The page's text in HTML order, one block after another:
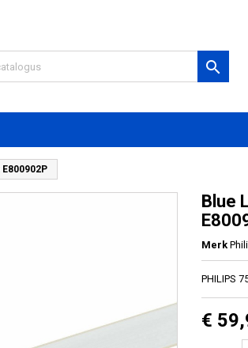

Blue
Merk
PHILIPS
€